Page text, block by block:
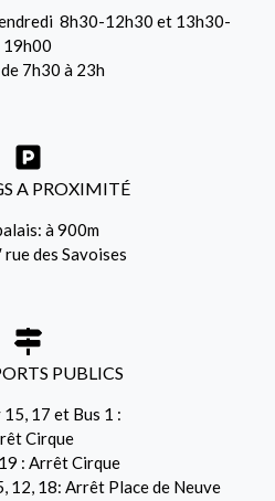
8h30-12h30 et 13h30-
19h00
7h30 à 23h
A PROXIMITÉ
à 900m
rue des Savoises
PUBLICS
17 et Bus 1 :
Cirque
: Arrêt Cirque
12, 18: Arrêt Place de Neuve